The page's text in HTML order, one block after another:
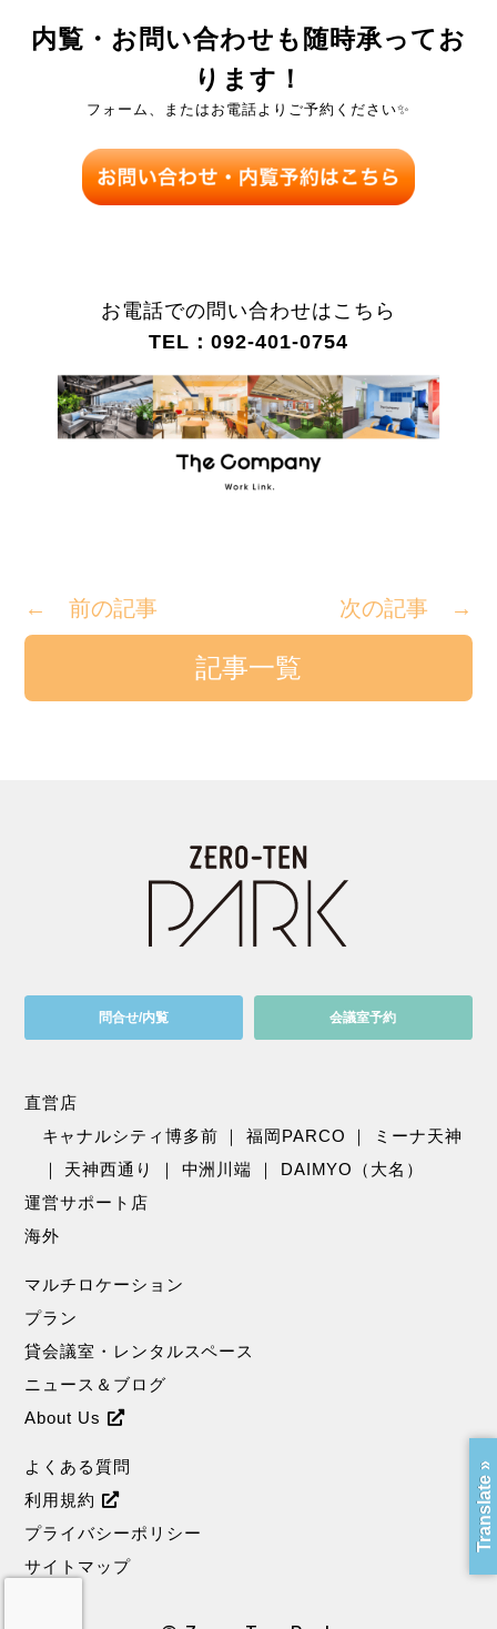
内覧・お問い合わせも随時承ってお
ります！
フォーム、またはお電話よりご予約ください✨
お電話での問い合わせはこちら
TEL：092-401-0754
← 前の記事 次の記事 →
記事一覧
問合せ/内覧 会議室予約
直営店
キャナルシティ博多前 ｜福岡PARCO ｜
ミーナ天神
｜ 天神西通り ｜ 中洲川端 ｜ DAIMYO（大名）
運営サポート店
海外
マルチロケーション
プラン
貸会議室・レンタルスペース
ニュース＆ブログ
About Us
よくある質問
利用規約
プライバシーポリシー
サイトマップ
Translate »